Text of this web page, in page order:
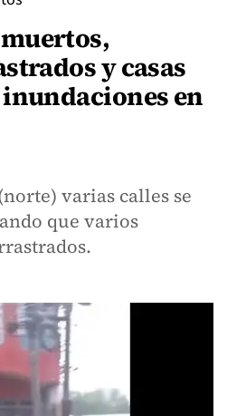
y casas
en
varias calles se
que varios